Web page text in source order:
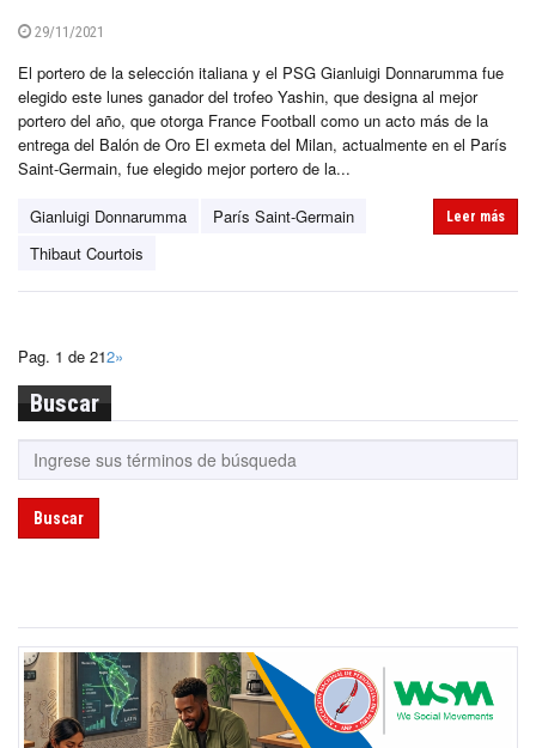
29/11/2021
El portero de la selección italiana y el PSG Gianluigi Donnarumma fue
elegido este lunes ganador del trofeo Yashin, que designa al mejor
portero del año, que otorga France Football como un acto más de la
entrega del Balón de Oro El exmeta del Milan, actualmente en el París
Saint-Germain, fue elegido mejor portero de la...
Gianluigi Donnarumma
París Saint-Germain
Thibaut Courtois
Leer más
Pag. 1 de 212»
Buscar
Buscar